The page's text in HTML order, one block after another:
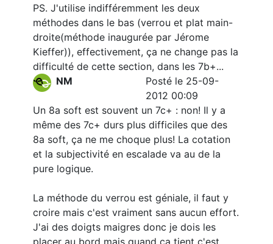
PS. J'utilise indifféremment les deux
méthodes dans le bas (verrou et plat main-
droite(méthode inaugurée par Jérome
Kieffer)), effectivement, ça ne change pas la
difficulté de cette section, dans les 7b+...
NM
Posté le 25-09-
2012 00:09
Un 8a soft est souvent un 7c+ : non! Il y a
même des 7c+ durs plus difficiles que des
8a soft, ça ne me choque plus! La cotation
et la subjectivité en escalade va au de la
pure logique.
La méthode du verrou est géniale, il faut y
croire mais c'est vraiment sans aucun effort.
J'ai des doigts maigres donc je dois les
placer au bord mais quand ça tient c'est